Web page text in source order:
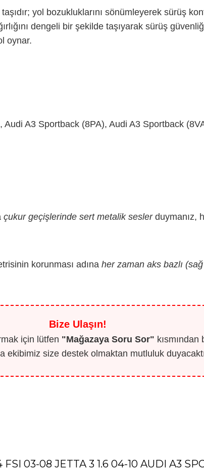
yol bozukluklarını sönümleyerek sürüş
dengeli bir şekilde taşıyarak sürüş
oynar.
A3 Sportback (8PA), Audi A3 Sportback
çukur geçişlerinde sert metalik seslerduymanız,
korunması adına her zaman aks bazlı
Bize Ulaşın!
için lütfen "Mağazaya Soru Sor" kısmından
ekibimiz size destek olmaktan mutluluk
FSI 03-08 JETTA 3 1.6 04-10 AUDI A3